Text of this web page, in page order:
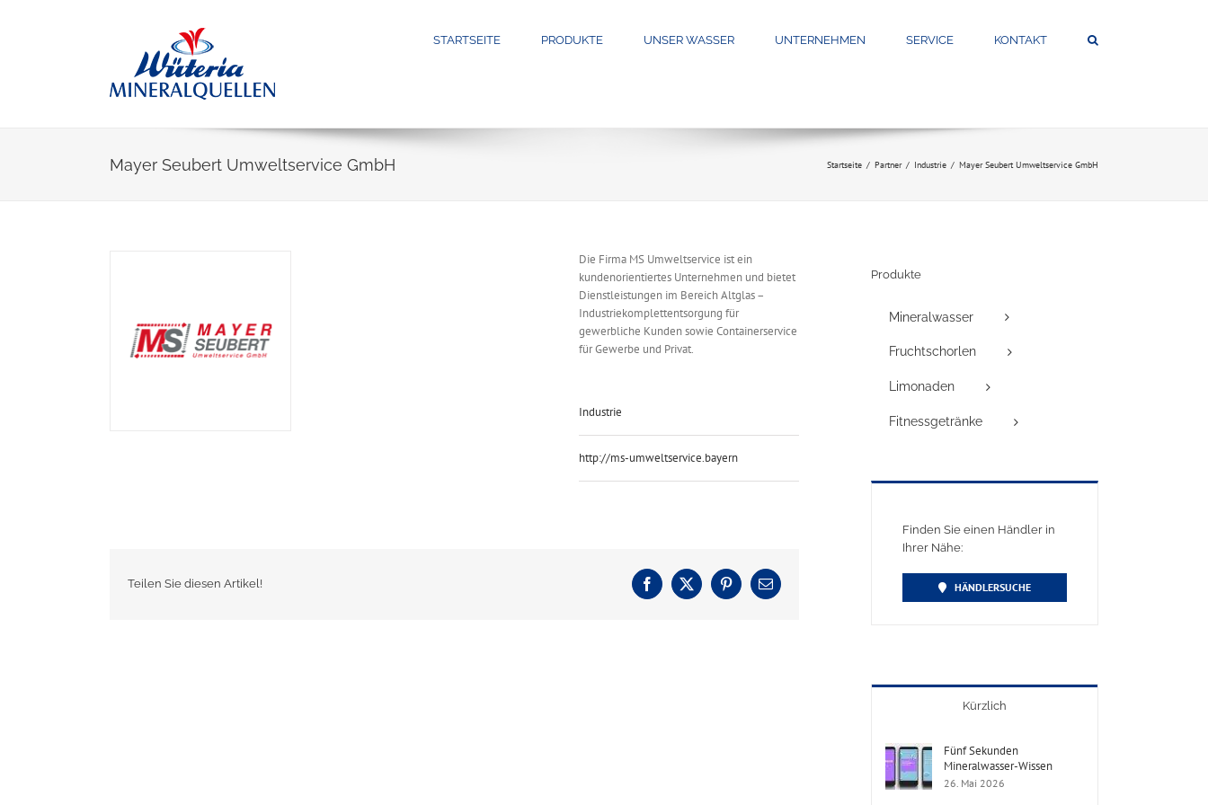
STARTSEITE PRODUKTE UNSER WASSER UNTERNEHMEN SERVICE KONTAKT
Mayer Seubert Umweltservice GmbH Startseite Partner Industrie Mayer Seubert Umweltservice GmbH
Die Firma MS Umweltservice ist ein
kundenorientiertes Unternehmen und bietet
Dienstleistungen im Bereich Altglas –
Industriekomplettentsorgung für
gewerbliche Kunden sowie Containerservice
für Gewerbe und Privat.
Industrie
http://ms-umweltservice.bayern
Teilen Sie diesen Artikel! Facebook
X PinterestE-
Produkte
Mineralwasser
Fruchtschorlen
Limonaden
Fitnessgetränke
Finden Sie einen Händler in
Ihrer Nähe:
HÄNDLERSUCHE
Kürzlich
Fünf Sekunden
Mineralwasser-Wissen
26. Mai 2026